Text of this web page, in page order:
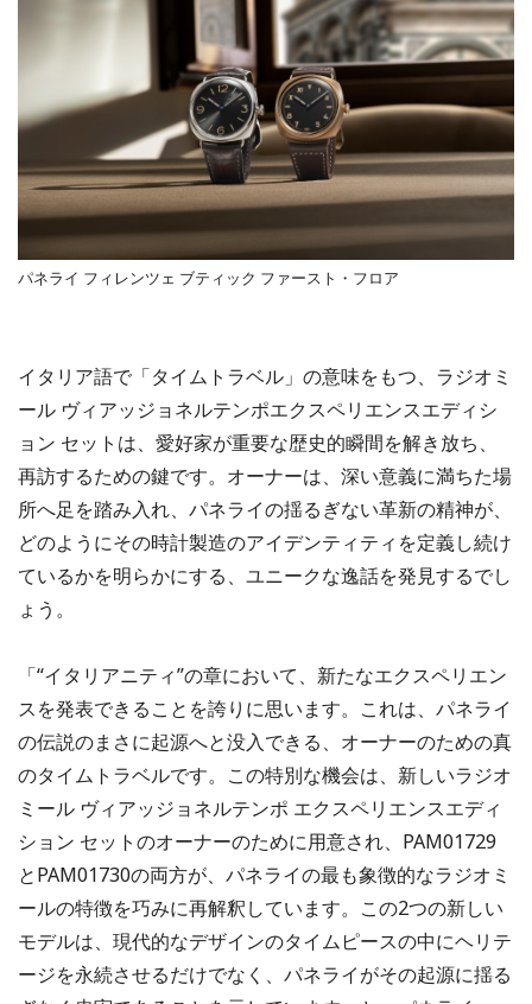
パネライ フィレンツェ ブティック ファースト・フロア
イタリア語で「タイムトラベル」の意味をもつ、ラジオミ
ール ヴィアッジョネルテンポエクスペリエンスエディシ
ョン セットは、愛好家が重要な歴史的瞬間を解き放ち、
再訪するための鍵です。オーナーは、深い意義に満ちた場
所へ足を踏み入れ、パネライの揺るぎない革新の精神が、
どのようにその時計製造のアイデンティティを定義し続け
ているかを明らかにする、ユニークな逸話を発見するでし
ょう。
「“イタリアニティ”の章において、新たなエクスペリエン
スを発表できることを誇りに思います。これは、パネライ
の伝説のまさに起源へと没入できる、オーナーのための真
のタイムトラベルです。この特別な機会は、新しいラジオ
ミール ヴィアッジョネルテンポ エクスペリエンスエディ
ション セットのオーナーのために用意され、PAM01729
とPAM01730の両方が、パネライの最も象徴的なラジオミ
ールの特徴を巧みに再解釈しています。この2つの新しい
モデルは、現代的なデザインのタイムピースの中にヘリテ
ージを永続させるだけでなく、パネライがその起源に揺る